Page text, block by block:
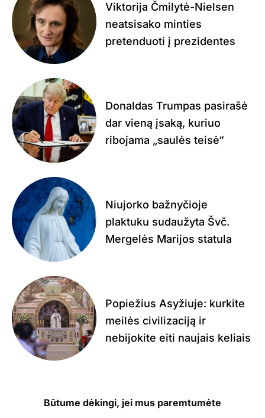
Viktorija Čmilytė-Nielsen
neatsisako minties
pretenduoti į prezidentes
Donaldas Trumpas pasirašė
dar vieną įsaką, kuriuo
ribojama „saulės teisė“
Niujorko bažnyčioje
plaktuku sudaužyta Švč.
Mergelės Marijos statula
Popiežius Asyžiuje: kurkite
meilės civilizaciją ir
nebijokite eiti naujais keliais
Būtume dėkingi, jei mus paremtumėte